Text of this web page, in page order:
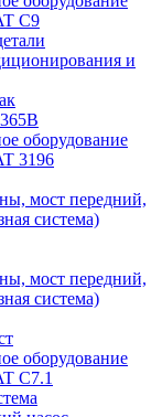
C9
и
оборудование
3196
мост передний,
система)
мост передний,
система)
оборудование
C7.1